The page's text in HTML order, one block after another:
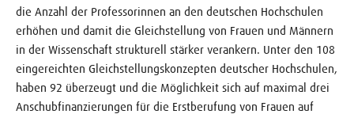
die Anzahl der Professorinnen an den deutschen Hochschulen
erhöhen und damit die Gleichstellung von Frauen und Männern
in der Wissenschaft strukturell stärker verankern. Unter den 108
eingereichten Gleichstellungskonzepten deutscher Hochschulen,
haben 92 überzeugt und die Möglichkeit sich auf maximal drei
Anschubfinanzierungen für die Erstberufung von Frauen auf